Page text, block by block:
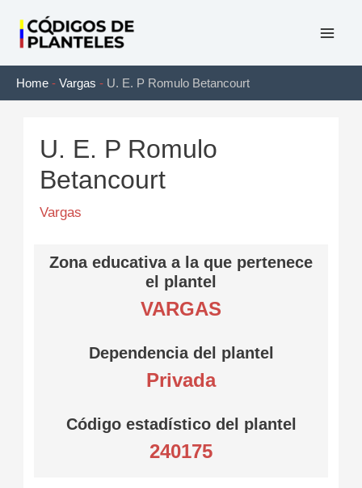
contenido
Home - Vargas - U. E. P Romulo Betancourt
U. E. P Romulo
Betancourt
Vargas
Zona educativa a la que pertenece
el plantel
VARGAS
Dependencia del plantel
Privada
Código estadístico del plantel
240175